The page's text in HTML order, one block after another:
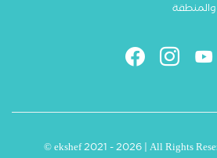
© ekshef 2021 - 2026 | All Rights